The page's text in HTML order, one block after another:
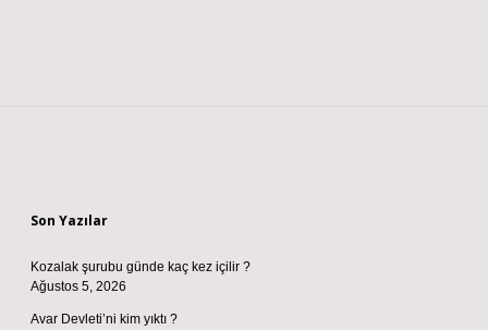
Son Yazılar
Kozalak şurubu günde kaç kez içilir ?
Ağustos 5, 2026
Avar Devleti’ni kim yıktı ?